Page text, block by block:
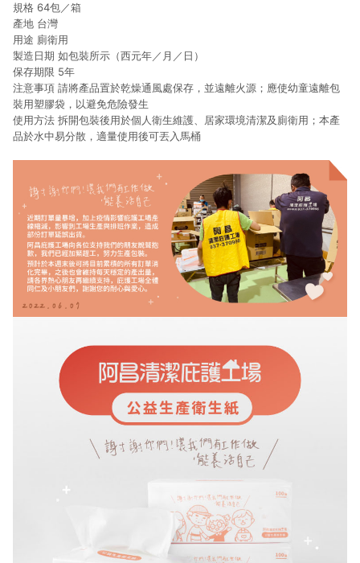
規格 64包／箱
產地 台灣
用途 廁衛用
製造日期 如包裝所示（西元年／月／日）
保存期限 5年
注意事項 請將產品置於乾燥通風處保存，並遠離火源；應使幼童遠離包
裝用塑膠袋，以避免危險發生
使用方法 拆開包裝後用於個人衛生維護、居家環境清潔及廁衛用；本產
品於水中易分散，適量使用後可丟入馬桶